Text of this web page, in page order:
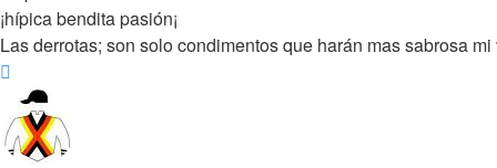
¡hípica bendita pasión¡
Las derrotas; son solo condimentos que harán mas sabrosa mi